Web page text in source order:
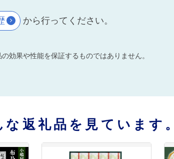
から行ってください。
効果や性能を保証するものではありません。
返礼品を見ています。